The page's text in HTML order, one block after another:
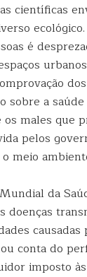
científicas
é
sobre a
males que
pelos
meio
da
doenças
conta do
imposto